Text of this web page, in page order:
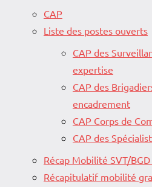
CAP
Liste des postes ouverts
CAP des
expertise
CAP des
encadrement
CAP Corps de
CAP des
Récap Mobilité SVT/
Récapitulatif mobilité